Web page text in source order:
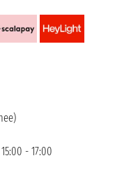
- 17:00